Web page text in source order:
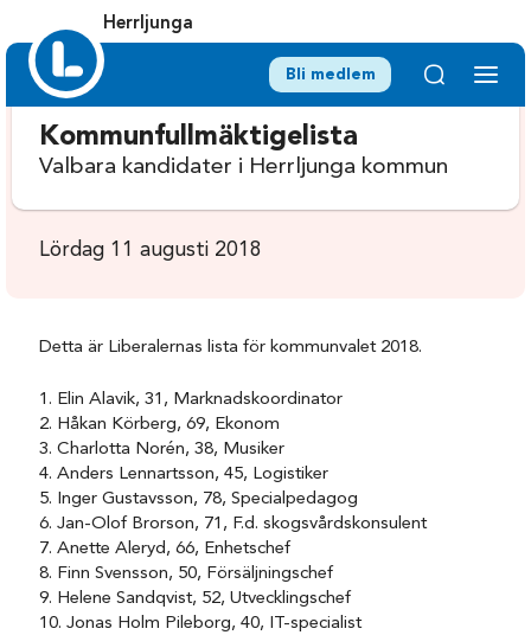
Herrljunga
Bli medlem
Kommunfullmäktigelista
Valbara kandidater i Herrljunga kommun
Lördag 11 augusti 2018
Detta är Liberalernas lista för kommunvalet 2018.
1. Elin Alavik, 31, Marknadskoordinator
2. Håkan Körberg, 69, Ekonom
3. Charlotta Norén, 38, Musiker
4. Anders Lennartsson, 45, Logistiker
5. Inger Gustavsson, 78, Specialpedagog
6. Jan-Olof Brorson, 71, F.d. skogsvårdskonsulent
7. Anette Aleryd, 66, Enhetschef
8. Finn Svensson, 50, Försäljningschef
9. Helene Sandqvist, 52, Utvecklingschef
10. Jonas Holm Pileborg, 40, IT-specialist